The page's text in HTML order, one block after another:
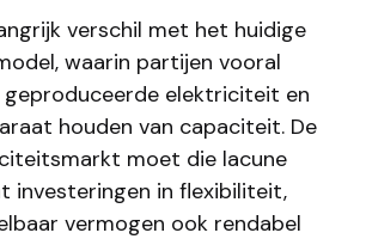
verschil met het huidige
waarin partijen vooral
geproduceerde elektriciteit en
houden van capaciteit. De
moet die lacune
investeringen in flexibiliteit,
vermogen ook rendabel